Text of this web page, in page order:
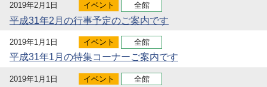
2019年2月1日 イベント 全館
平成31年2月の行事予定のご案内です
2019年1月1日 イベント 全館
平成31年1月の特集コーナーご案内です
2019年1月1日 イベント 全館